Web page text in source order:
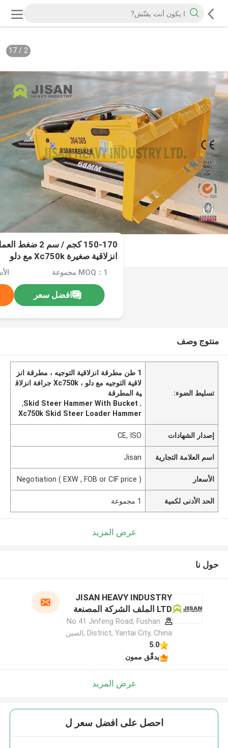
2
/
17
انزلاقية صغيرة Xc750k مع دلو
MOQ：1 مجموعة
افضل سعر
منتوج وصف
تسليط الضوء:
1 طن مطرقة انزلاقية التوجيه ، مطرقة انز
لاقية التوجيه مع دلو ، Xc750k جرافة انزلاق
ية المطرقة
,
Skid Steer Hammer With Bucket
,
Xc750k Skid Steer Loader Hammer
إصدار الشهادات CE, ISO
اسم العلامة التجارية Jisan
الأسعار Negotiation ( EXW , FOB or CIF price )
الحد الأدنى لكمية 1 مجموعة
عرض المزيد
حول نا
JISAN HEAVY INDUSTRY
LTD الملف الشركة المصنعة
No 41 Jinfeng Road, Fushan
District, Yantai City, China ,الصين
5.0
يدقّق ممون
عرض المزيد
احصل على افضل سعر ل